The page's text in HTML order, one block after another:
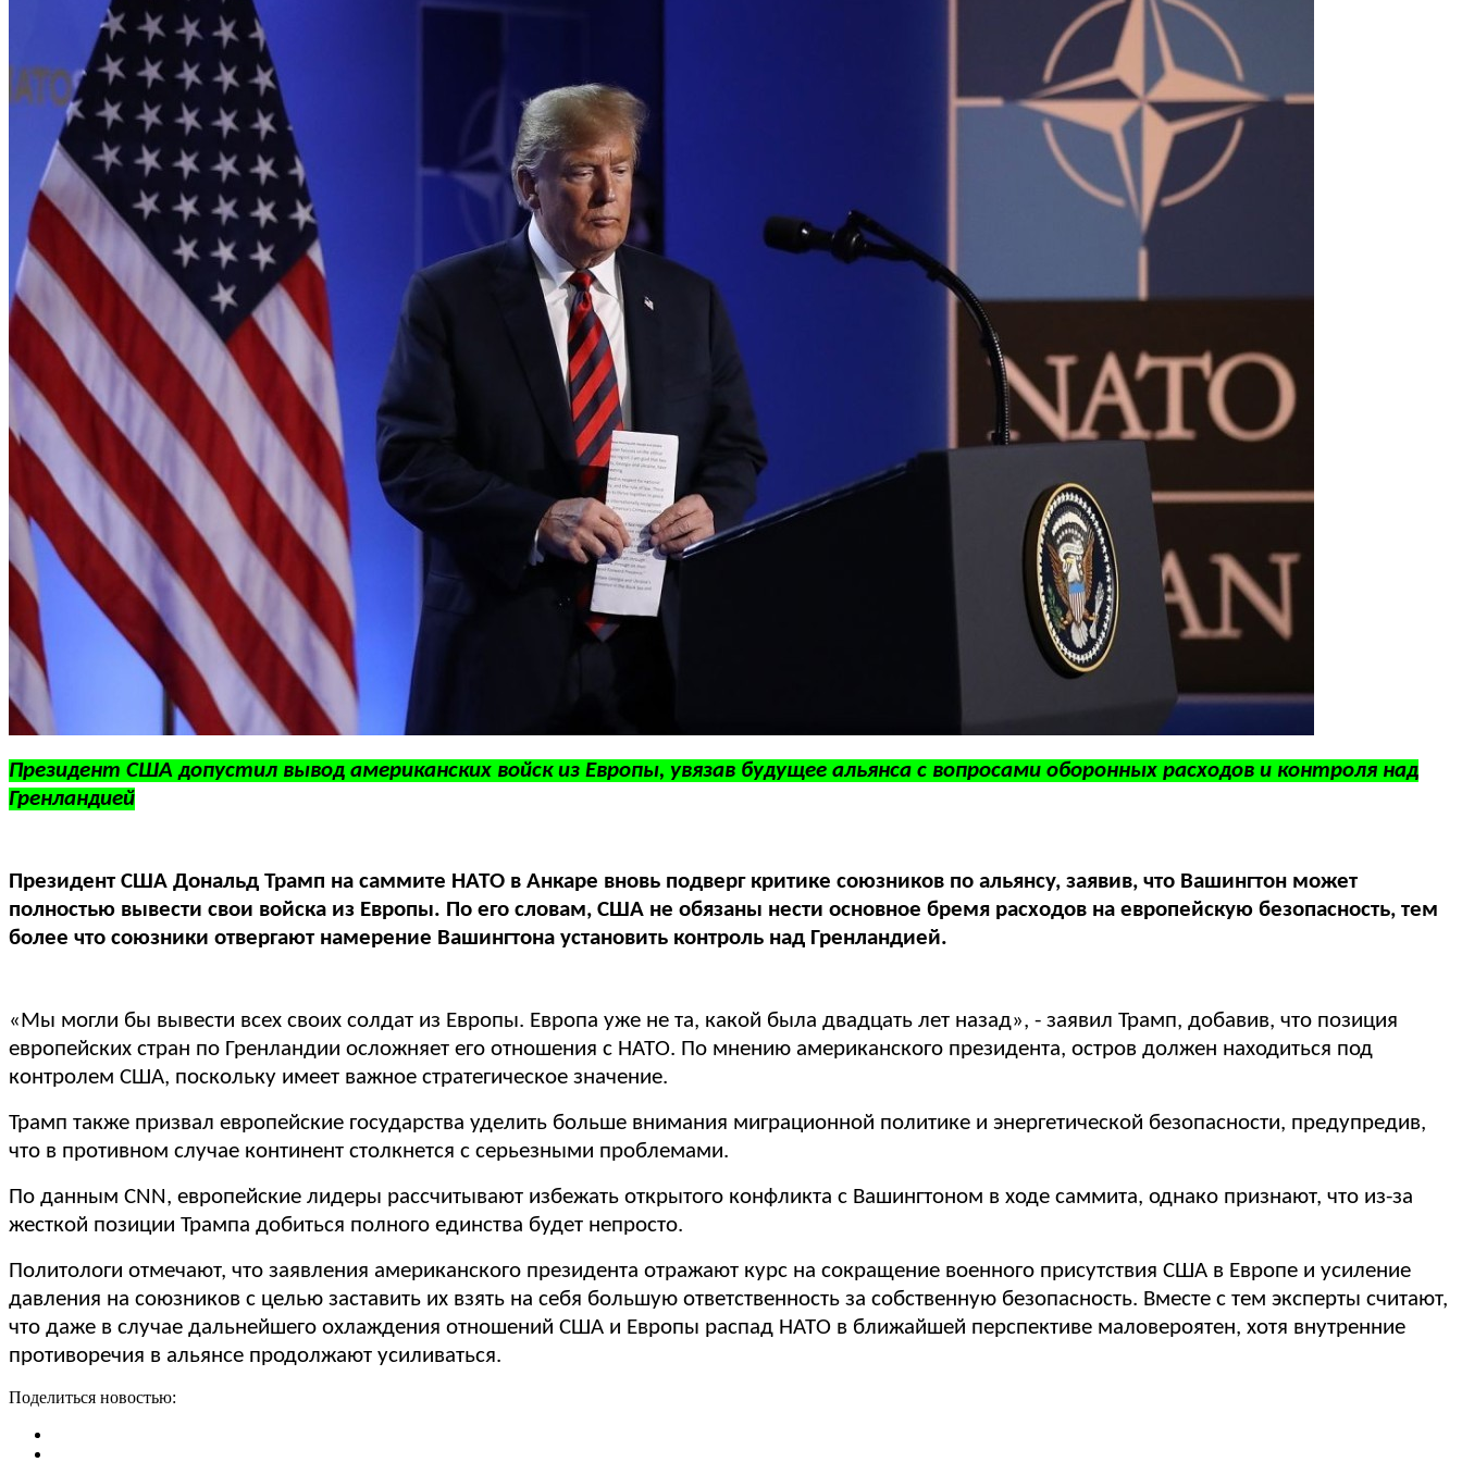
Президент США допустил вывод американских войск из Европы, увязав будущее альянса с вопросами оборонных расходов и контроля над
Гренландией
Президент США Дональд Трамп на саммите НАТО в Анкаре вновь подверг критике союзников по альянсу, заявив, что Вашингтон может
полностью вывести свои войска из Европы. По его словам, США не обязаны нести основное бремя расходов на европейскую безопасность, тем
более что союзники отвергают намерение Вашингтона установить контроль над Гренландией.
«Мы могли бы вывести всех своих солдат из Европы. Европа уже не та, какой была двадцать лет назад», - заявил Трамп, добавив, что позиция
европейских стран по Гренландии осложняет его отношения с НАТО. По мнению американского президента, остров должен находиться под
контролем США, поскольку имеет важное стратегическое значение.
Трамп также призвал европейские государства уделить больше внимания миграционной политике и энергетической безопасности, предупредив,
что в противном случае континент столкнется с серьезными проблемами.
По данным CNN, европейские лидеры рассчитывают избежать открытого конфликта с Вашингтоном в ходе саммита, однако признают, что из-за
жесткой позиции Трампа добиться полного единства будет непросто.
Политологи отмечают, что заявления американского президента отражают курс на сокращение военного присутствия США в Европе и усиление
давления на союзников с целью заставить их взять на себя большую ответственность за собственную безопасность. Вместе с тем эксперты считают,
что даже в случае дальнейшего охлаждения отношений США и Европы распад НАТО в ближайшей перспективе маловероятен, хотя внутренние
противоречия в альянсе продолжают усиливаться.
Поделиться новостью: